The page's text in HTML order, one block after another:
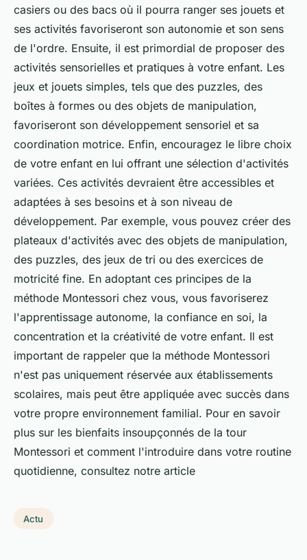
casiers ou des bacs où il pourra ranger ses jouets et
ses activités favoriseront son autonomie et son sens
de l'ordre. Ensuite, il est primordial de proposer des
activités sensorielles et pratiques à votre enfant. Les
jeux et jouets simples, tels que des puzzles, des
boîtes à formes ou des objets de manipulation,
favoriseront son développement sensoriel et sa
coordination motrice. Enfin, encouragez le libre choix
de votre enfant en lui offrant une sélection d'activités
variées. Ces activités devraient être accessibles et
adaptées à ses besoins et à son niveau de
développement. Par exemple, vous pouvez créer des
plateaux d'activités avec des objets de manipulation,
des puzzles, des jeux de tri ou des exercices de
motricité fine. En adoptant ces principes de la
méthode Montessori chez vous, vous favoriserez
l'apprentissage autonome, la confiance en soi, la
concentration et la créativité de votre enfant. Il est
important de rappeler que la méthode Montessori
n'est pas uniquement réservée aux établissements
scolaires, mais peut être appliquée avec succès dans
votre propre environnement familial. Pour en savoir
plus sur les bienfaits insoupçonnés de la tour
Montessori et comment l'introduire dans votre routine
quotidienne, consultez notre article
Actu